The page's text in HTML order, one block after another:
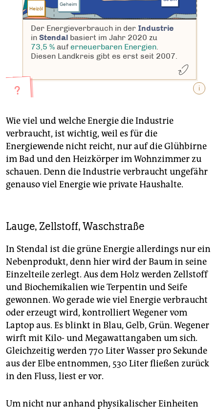
Wie viel und welche Energie die Industrie
verbraucht, ist wichtig, weil es für die
Energiewende nicht reicht, nur auf die Glühbirne
im Bad und den Heizkörper im Wohnzimmer zu
schauen. Denn die Industrie verbraucht ungefähr
genauso viel Energie wie private Haushalte.
Lauge, Zellstoff, Waschstraße
In Stendal ist die grüne Energie allerdings nur ein
Nebenprodukt, denn hier wird der Baum in seine
Einzelteile zerlegt. Aus dem Holz werden Zellstoff
und Biochemikalien wie Terpentin und Seife
gewonnen. Wo gerade wie viel Energie verbraucht
oder erzeugt wird, kontrolliert Wegener vom
Laptop aus. Es blinkt in Blau, Gelb, Grün. Wegener
wirft mit Kilo- und Megawattangaben um sich.
Gleichzeitig werden 770 Liter Wasser pro Sekunde
aus der Elbe entnommen, 530 Liter fließen zurück
in den Fluss, liest er vor.
Um nicht nur anhand physikalischer Einheiten